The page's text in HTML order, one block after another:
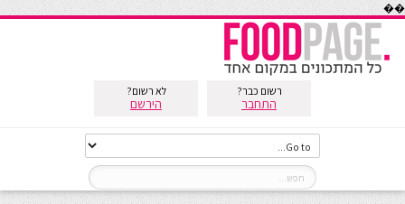
��
רשום כבר?
התחבר
לא רשום?
הירשם